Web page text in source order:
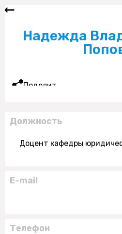
Надежда
Поделиться
Должность
Доцент кафедры
E-mail
Телефон